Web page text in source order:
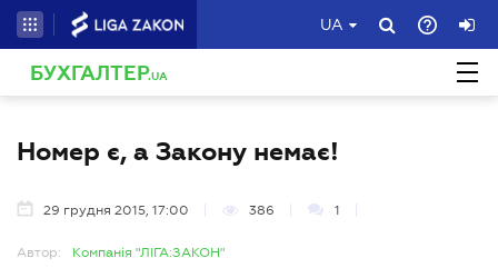
UA
БУХГАЛТЕР.UA
Номер є, а Закону немає!
29 грудня 2015, 17:00 386 1
Автор: Компанія "ЛІГА:ЗАКОН"